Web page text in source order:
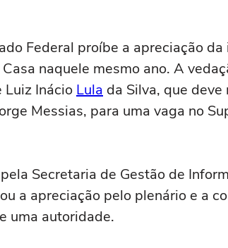
Federal proíbe a apreciação
naquele mesmo ano. A
Inácio Lula da Silva, que
Messias, para uma vaga no
Secretaria de Gestão de
a apreciação pelo plenário e a
uma autoridade.